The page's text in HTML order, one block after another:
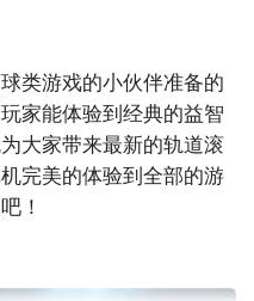
游戏需要玩家移动方
合理的移动来解决迷
智游戏中，玩家需要通
宝藏，体验一场令人兴
的益智游戏，玩家需要
类游戏的小伙伴准备的
家能体验到经典的益智
大家带来最新的轨道滚
完美的体验到全部的游
！